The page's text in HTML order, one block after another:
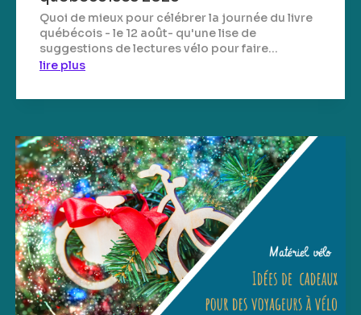
Quoi de mieux pour célébrer la journée du livre
québécois - le 12 août- qu'une lise de
suggestions de lectures vélo pour faire...
lire plus